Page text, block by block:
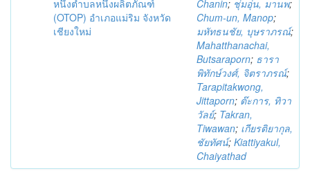
หนึ่งตำบลหนึ่งผลิตภัณฑ์
(OTOP) อำเภอแม่ริม จังหวัด
เชียงใหม่
Chanin; ชุ่มอุ่น, มานพ;
Chum-un, Manop;
มหัทธนชัย, บุษราภรณ์;
Mahatthanachai,
Butsaraporn; ธารา
พิทักษ์วงศ์, จิตราภรณ์;
Tarapitakwong,
Jittaporn; ต๊ะการ, ทิวา
วัลย์; Takran,
Tiwawan; เกียรติยากุล,
ชัยทัศน์; Kiattiyakul,
Chaiyathad